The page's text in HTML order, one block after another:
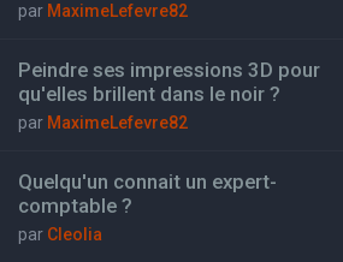
par MaximeLefevre82
Peindre ses impressions 3D pour
qu'elles brillent dans le noir ?
par MaximeLefevre82
Quelqu'un connait un expert-
comptable ?
par Cleolia